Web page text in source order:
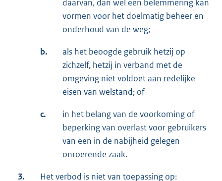
daarvan, dan wel een belemmering kan
vormen voor het doelmatig beheer en
onderhoud van de weg;
b.
als het beoogde gebruik hetzij op
zichzelf, hetzij in verband met de
omgeving niet voldoet aan redelijke
eisen van welstand; of
c.
in het belang van de voorkoming of
beperking van overlast voor gebruikers
van een in de nabijheid gelegen
onroerende zaak.
3. Het verbod is niet van toepassing op: